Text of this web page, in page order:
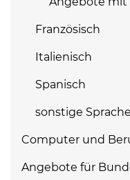
Französisch
Italienisch
Spanisch
sonstige
Computer und
Angebote für